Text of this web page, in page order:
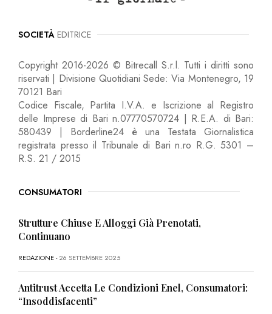
SOCIETÀ EDITRICE
Copyright 2016-2026 © Bitrecall S.r.l. Tutti i diritti sono
riservati | Divisione Quotidiani Sede: Via Montenegro, 19
70121 Bari
Codice Fiscale, Partita I.V.A. e Iscrizione al Registro
delle Imprese di Bari n.07770570724 | R.E.A. di Bari:
580439 | Borderline24 è una Testata Giornalistica
registrata presso il Tribunale di Bari n.ro R.G. 5301 –
R.S. 21 / 2015
CONSUMATORI
Strutture Chiuse E Alloggi Già Prenotati,
Continuano
REDAZIONE- 26 SETTEMBRE 2025
Antitrust Accetta Le Condizioni Enel, Consumatori:
“Insoddisfacenti”